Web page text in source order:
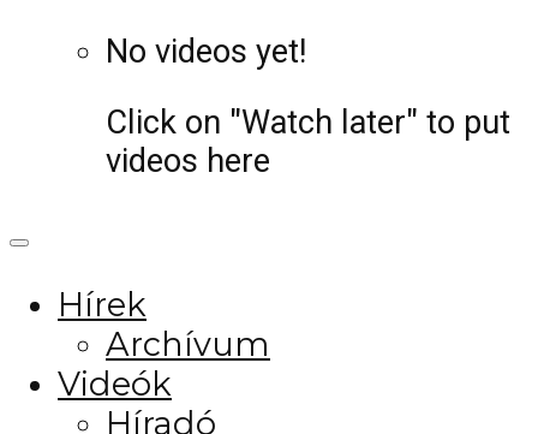
No videos yet!
Click on "Watch later" to put
videos here
Hírek
Archívum
Videók
Híradó